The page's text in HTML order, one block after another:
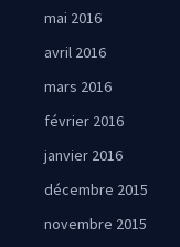
mai 2016
avril 2016
mars 2016
février 2016
janvier 2016
décembre 2015
novembre 2015